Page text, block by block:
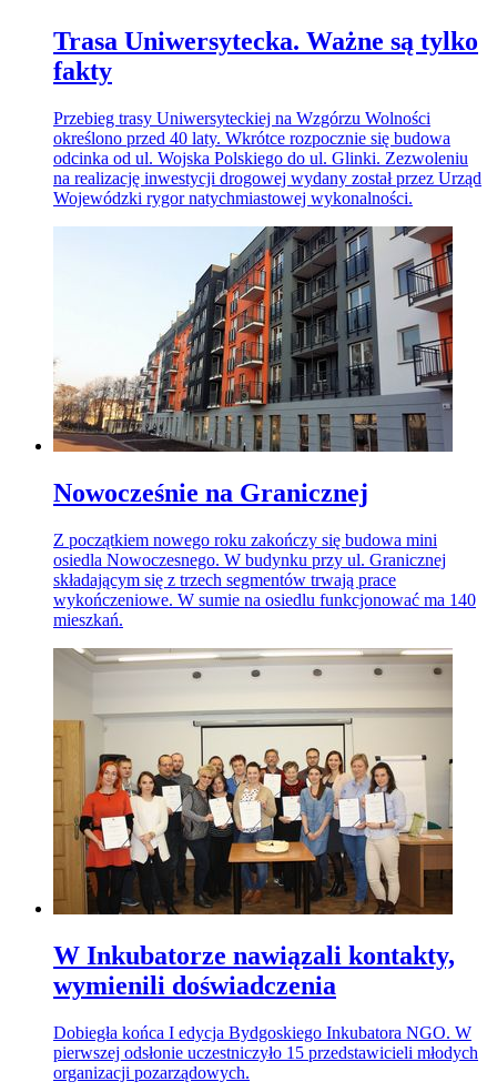
Trasa Uniwersytecka. Ważne są tylko
fakty
Przebieg trasy Uniwersyteckiej na Wzgórzu Wolności
określono przed 40 laty. Wkrótce rozpocznie się budowa
odcinka od ul. Wojska Polskiego do ul. Glinki. Zezwoleniu
na realizację inwestycji drogowej wydany został przez Urząd
Wojewódzki rygor natychmiastowej wykonalności.
Nowocześnie na Granicznej
Z początkiem nowego roku zakończy się budowa mini
osiedla Nowoczesnego. W budynku przy ul. Granicznej
składającym się z trzech segmentów trwają prace
wykończeniowe. W sumie na osiedlu funkcjonować ma 140
mieszkań.
W Inkubatorze nawiązali kontakty,
wymienili doświadczenia
Dobiegła końca I edycja Bydgoskiego Inkubatora NGO. W
pierwszej odsłonie uczestniczyło 15 przedstawicieli młodych
organizacji pozarządowych.